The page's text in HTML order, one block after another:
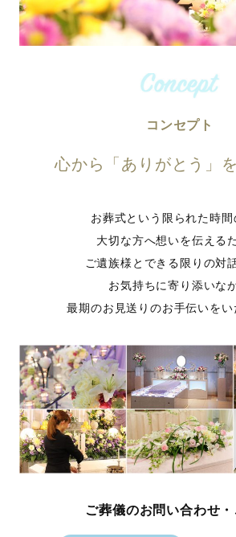
コンセプト
心から「ありがとう」
お葬式という限られた時間
大切な方へ想いを伝える
ご遺族様とできる限りの対
お気持ちに寄り添いな
最期のお見送りのお手伝いをい
ご葬儀のお問い合わせ